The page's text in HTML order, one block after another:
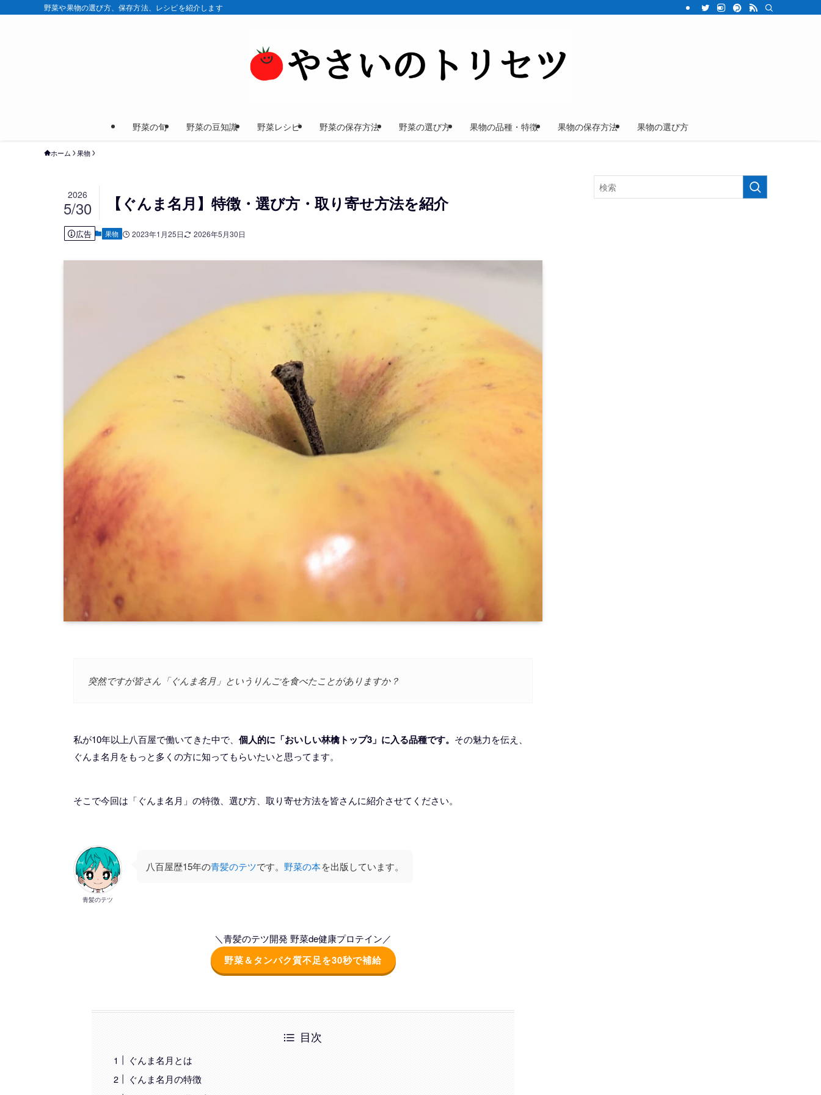
野菜や果物の選び方、保存方法、レシピを紹介します
野菜の旬 野菜の豆知識 野菜レシピ 野菜の保存方法 野菜の選び方 果物の品種・特徴 果物の保存方法 果物の選び方
ホーム 果物
【ぐんま名月】特徴・選び方・取り寄せ方法を紹介
2026
5/30
広告 果物 2023年1月25日 2026年5月30日
突然ですが皆さん「ぐんま名月」というりんごを食べたことがありますか？
私が10年以上八百屋で働いてきた中で、 個人的に「おいしい林檎トップ3」に入る品種です。 その魅力を伝え、
ぐんま名月をもっと多くの方に知ってもらいたいと思ってます。
そこで今回は「ぐんま名月」の特徴、選び方、取り寄せ方法を皆さんに紹介させてください。
青髪のテツ
八百屋歴15年の青髪のテツです。 野菜の本を出版しています。
＼青髪のテツ開発 野菜de健康プロテイン／
野菜＆タンパク質不足を30秒で補給
目次
ぐんま名月とは
ぐんま名月の特徴